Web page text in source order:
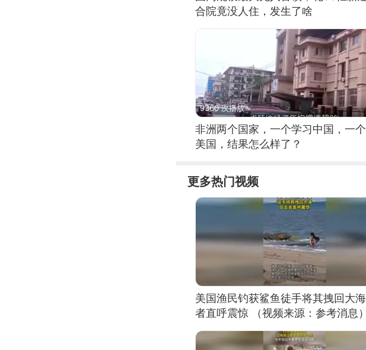
合院竟没人住，发生了啥
9360 次播放
非洲两个国家，一个学习中国，一
美国，结果怎么样了？
更多热门视频
美国渔民钓获鲨鱼徒手将其拽回大
者直呼震惊 （视频来源：参考消息）